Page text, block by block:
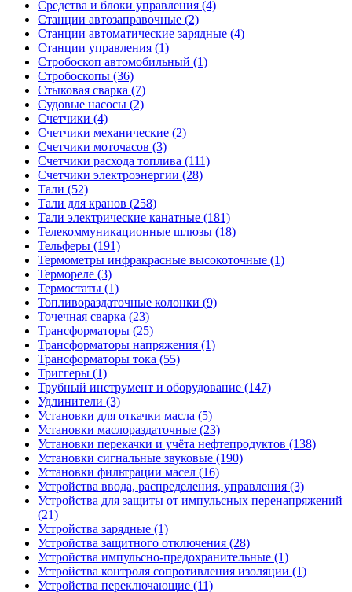
Средства и блоки управления (4)
Станции автозаправочные (2)
Станции автоматические зарядные (4)
Станции управления (1)
Стробоскоп автомобильный (1)
Стробоскопы (36)
Стыковая сварка (7)
Судовые насосы (2)
Счетчики (4)
Счетчики механические (2)
Счетчики моточасов (3)
Счетчики расхода топлива (111)
Счетчики электроэнергии (28)
Тали (52)
Тали для кранов (258)
Тали электрические канатные (181)
Телекоммуникационные шлюзы (18)
Тельферы (191)
Термометры инфракрасные высокоточные (1)
Термореле (3)
Термостаты (1)
Топливораздаточные колонки (9)
Точечная сварка (23)
Трансформаторы (25)
Трансформаторы напряжения (1)
Трансформаторы тока (55)
Триггеры (1)
Трубный инструмент и оборудование (147)
Удлинители (3)
Установки для откачки масла (5)
Установки маслораздаточные (23)
Установки перекачки и учёта нефтепродуктов (138)
Установки сигнальные звуковые (190)
Установки фильтрации масел (16)
Устройства ввода, распределения, управления (3)
Устройства для защиты от импульсных перенапряжений
(21)
Устройства зарядные (1)
Устройства защитного отключения (28)
Устройства импульсно-предохранительные (1)
Устройства контроля сопротивления изоляции (1)
Устройства переключающие (11)